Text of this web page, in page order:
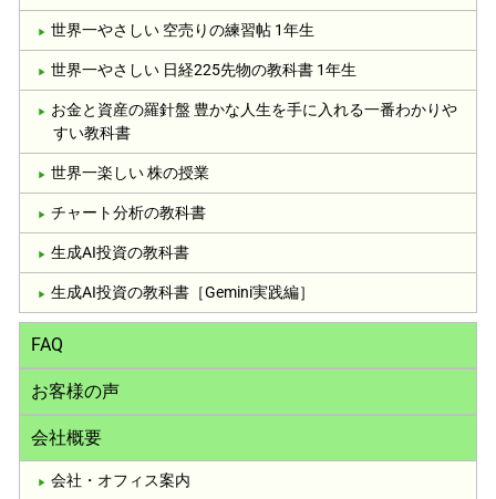
世界一やさしい 空売りの練習帖 1年生
世界一やさしい 日経225先物の教科書 1年生
お金と資産の羅針盤 豊かな人生を手に入れる一番わかりや
すい教科書
世界一楽しい 株の授業
チャート分析の教科書
生成AI投資の教科書
生成AI投資の教科書［Gemini実践編］
FAQ
お客様の声
会社概要
会社・オフィス案内